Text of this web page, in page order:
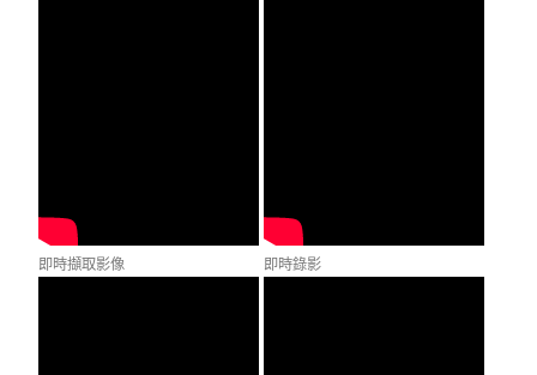
即時擷取影像 即時錄影